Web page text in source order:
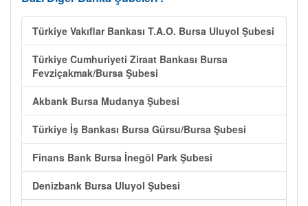
Türkiye Vakıflar Bankası T.A.O. Bursa Uluyol Şubesi
Türkiye Cumhuriyeti Ziraat Bankası Bursa
Fevziçakmak/Bursa Şubesi
Akbank Bursa Mudanya Şubesi
Türkiye İş Bankası Bursa Gürsu/Bursa Şubesi
Finans Bank Bursa İnegöl Park Şubesi
Denizbank Bursa Uluyol Şubesi